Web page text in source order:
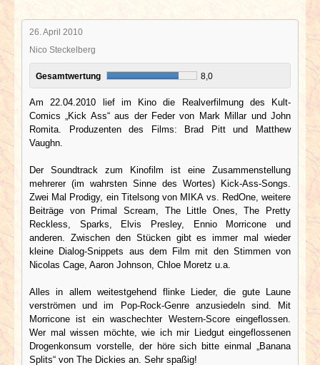
26. April 2010
Nico Steckelberg
Gesamtwertung 8,0
Am 22.04.2010 lief im Kino die Realverfilmung des Kult-
Comics „Kick Ass“ aus der Feder von Mark Millar und John
Romita. Produzenten des Films: Brad Pitt und Matthew
Vaughn.
Der Soundtrack zum Kinofilm ist eine Zusammenstellung
mehrerer (im wahrsten Sinne des Wortes) Kick-Ass-Songs.
Zwei Mal Prodigy, ein Titelsong von MIKA vs. RedOne, weitere
Beiträge von Primal Scream, The Little Ones, The Pretty
Reckless, Sparks, Elvis Presley, Ennio Morricone und
anderen. Zwischen den Stücken gibt es immer mal wieder
kleine Dialog-Snippets aus dem Film mit den Stimmen von
Nicolas Cage, Aaron Johnson, Chloe Moretz u.a.
Alles in allem weitestgehend flinke Lieder, die gute Laune
verströmen und im Pop-Rock-Genre anzusiedeln sind. Mit
Morricone ist ein waschechter Western-Score eingeflossen.
Wer mal wissen möchte, wie ich mir Liedgut eingeflossenen
Drogenkonsum vorstelle, der höre sich bitte einmal „Banana
Splits“ von The Dickies an. Sehr spaßig!